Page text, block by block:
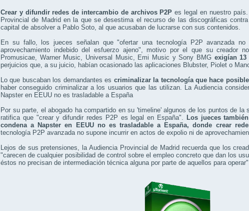
Crear y difundir redes de intercambio de archivos P2P es legal en nuestro
Provincial de Madrid en la que se desestima el recurso de las discográficas
capital de absolver a Pablo Soto, al que acusaban de lucrarse con sus contenidos.
En su fallo, los jueces señalan que "ofertar una tecnología P2P avanzada
aprovechamiento indebido del esfuerzo ajeno", motivo por el que su creador
Promusicae, Warner Music, Universal Music, Emi Music y Sony BMG exigían
perjuicios que, a su juicio, habían ocasionado las aplicaciones Blubster, Piolet o
Lo que buscaban los demandantes es criminalizar la tecnología que hace
haber conseguido criminalizar a los usuarios que las utilizan. La Audiencia
Napster en EEUU no es trasladable a España
Por su parte, el abogado ha compartido en su 'timeline' algunos de los puntos de
ratifica que "crear y difundir redes P2P es legal en España".
Los jueces
condena a Napster en EEUU no es trasladable a España, donde crear
tecnología P2P avanzada no supone incurrir en actos de expolio ni de
Lejos de sus pretensiones, la Audiencia Provincial de Madrid recuerda que los
"carecen de cualquier posibilidad de control sobre el empleo concreto que dan los
éstos no precisan de intermediación técnica alguna por parte de aquellos para